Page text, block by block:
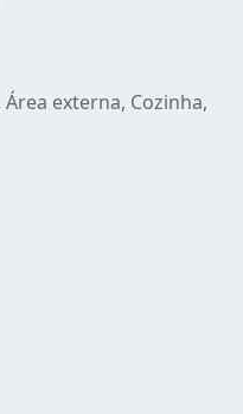
externa, Cozinha,